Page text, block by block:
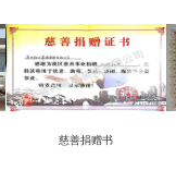
慈善捐赠书